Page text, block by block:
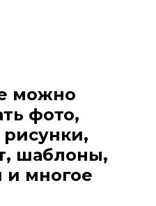
можно
фото,
шаблоны,
и многое